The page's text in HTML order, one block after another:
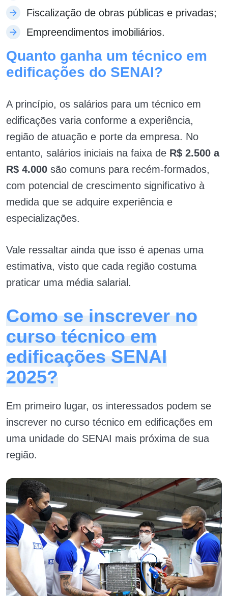
Fiscalização de obras públicas e privadas;
Empreendimentos imobiliários.
Quanto ganha um técnico em
edificações do SENAI?
A princípio, os salários para um técnico em
edificações varia conforme a experiência,
região de atuação e porte da empresa. No
entanto, salários iniciais na faixa de R$ 2.500 a
R$ 4.000 são comuns para recém-formados,
com potencial de crescimento significativo à
medida que se adquire experiência e
especializações.
Vale ressaltar ainda que isso é apenas uma
estimativa, visto que cada região costuma
praticar uma média salarial.
Como se inscrever no
curso técnico em
edificações SENAI
2025?
Em primeiro lugar, os interessados podem se
inscrever no curso técnico em edificações em
uma unidade do SENAI mais próxima de sua
região.